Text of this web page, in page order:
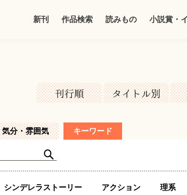
新刊 作品検索 読みもの 小説賞・
刊行順 タイトル別
気分・雰囲気 キーワード
シンデレラストーリー アクション 理系